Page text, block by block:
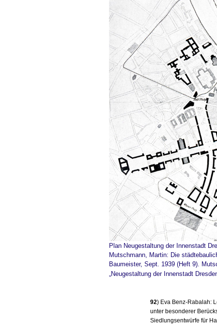
Plan Neugestaltung der Innenstadt
Mutschmann, Martin: Die
Baumeister, Sept. 1939 (Heft 9).
„Neugestaltung der Innenstadt
92) Eva Benz-Rabalah:
unter besonderer
Siedlungsentwürfe für